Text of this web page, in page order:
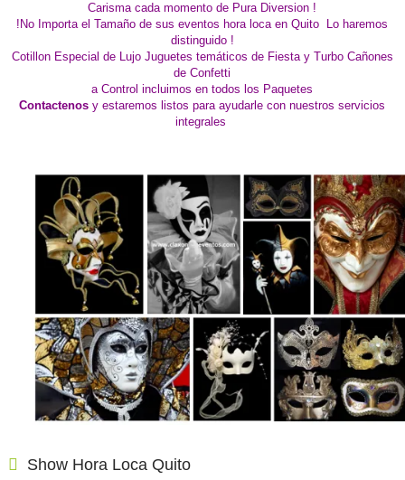
Carisma cada momento de Pura Diversion !
!No Importa el Tamaño de sus eventos hora loca en Quito Lo haremos
distinguido !
Cotillon Especial de Lujo Juguetes temáticos de Fiesta y Turbo Cañones
de Confetti
a Control incluimos en todos los Paquetes
Contactenos y estaremos listos para ayudarle con nuestros servicios
integrales
Show Hora LocaQuito